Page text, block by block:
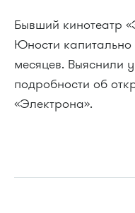
Бывший кинотеатр
Юности
месяцев. Выяснили
подробности об
«Электрона».